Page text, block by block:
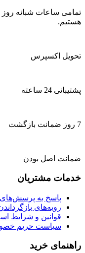
تمامی ساعات شبانه
هستیم.
تحویل اکسپرس
پشتیبانی 24 ساعته
7 روز ضمانت بازگشت
ضمانت اصل بودن
خدمات مشتریان
پاسخ به پرسش‌های
رویه‌های
قوانین و شرایط
سیاست حریم
راهنمای خرید